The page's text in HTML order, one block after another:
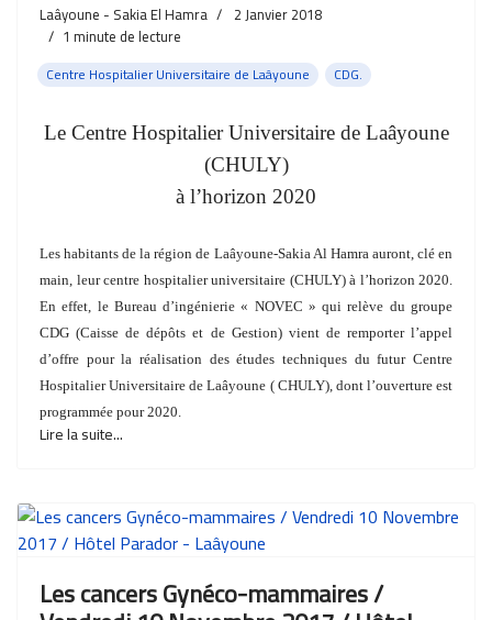
Laâyoune - Sakia El Hamra
2 Janvier 2018
1 minute de lecture
Centre Hospitalier Universitaire de Laâyoune CDG.
Le Centre Hospitalier Universitaire de Laâyoune
(CHULY)
à l’horizon 2020
Les habitants de la région de Laâyoune-Sakia Al Hamra auront, clé en
main, leur centre hospitalier universitaire (CHULY) à l’horizon 2020.
En effet, le Bureau d’ingénierie « NOVEC » qui relève du groupe
CDG (Caisse de dépôts et de Gestion) vient de remporter l’appel
d’offre pour la réalisation des études techniques du futur Centre
Hospitalier Universitaire de Laâyoune ( CHULY), dont l’ouverture est
programmée pour 2020.
Lire la suite...
Les cancers Gynéco-mammaires /